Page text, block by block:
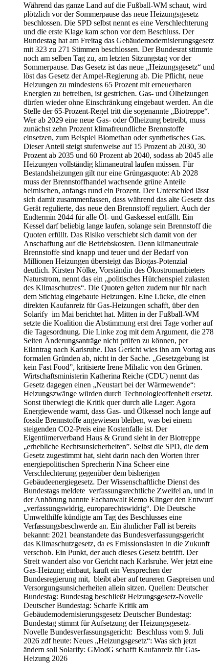
Während das ganze Land auf die Fußball-WM schaut, wird
plötzlich vor der Sommerpause das neue Heizungsgesetz
beschlossen. Die SPD selbst nennt es eine Verschlechterung
und die erste Klage kam schon vor dem Beschluss. Der
Bundestag hat am Freitag das Gebäudemodernisierungsgesetz
mit 323 zu 271 Stimmen beschlossen. Der Bundesrat stimmte
noch am selben Tag zu, am letzten Sitzungstag vor der
Sommerpause. Das Gesetz ist das neue „Heizungsgesetz“ und
löst das Gesetz der Ampel-Regierung ab. Die Pflicht, neue
Heizungen zu mindestens 65 Prozent mit erneuerbaren
Energien zu betreiben, ist gestrichen. Gas- und Ölheizungen
dürfen wieder ohne Einschränkung eingebaut werden. An die
Stelle der 65-Prozent-Regel tritt die sogenannte „Biotreppe“.
Wer ab 2029 eine neue Gas- oder Ölheizung betreibt, muss
zunächst zehn Prozent klimafreundliche Brennstoffe
einsetzen, zum Beispiel Biomethan oder synthetisches Gas.
Dieser Anteil steigt stufenweise auf 15 Prozent ab 2030, 30
Prozent ab 2035 und 60 Prozent ab 2040, sodass ab 2045 alle
Heizungen vollständig klimaneutral laufen müssen. Für
Bestandsheizungen gilt nur eine Grüngasquote: Ab 2028
muss der Brennstoffhandel wachsende grüne Anteile
beimischen, anfangs rund ein Prozent. Der Unterschied lässt
sich damit zusammenfassen, dass während das alte Gesetz das
Gerät regulierte, das neue den Brennstoff reguliert. Auch der
Endtermin 2044 für alle Öl- und Gaskessel entfällt. Ein
Kessel darf beliebig lange laufen, solange sein Brennstoff die
Quoten erfüllt. Das Risiko verschiebt sich damit von der
Anschaffung auf die Betriebskosten. Denn klimaneutrale
Brennstoffe sind knapp und teuer und der Bedarf von
Millionen Heizungen übersteigt das Biogas-Potenzial
deutlich. Kirsten Nölke, Vorständin des Ökostromanbieters
Naturstrom, nennt das ein „politisches Hütchenspiel zulasten
des Klimaschutzes“. Die Quoten gelten zudem nur für nach
dem Stichtag eingebaute Heizungen. Eine Lücke, die einen
direkten Kaufanreiz für Gas-Heizungen schafft, über den
Solarify im Mai berichtet hat. Mitten in der Fußball-WM
setzte die Koalition die Abstimmung erst drei Tage vorher auf
die Tagesordnung. Die Linke zog mit dem Argument, die 278
Seiten Änderungsanträge nicht prüfen zu können, per
Eilantrag nach Karlsruhe. Das Gericht wies ihn am Vortag aus
formalen Gründen ab, nicht in der Sache. „Gesetzgebung ist
kein Fast Food”, kritisierte Irene Mihalic von den Grünen.
Wirtschaftsministerin Katherina Reiche (CDU) nennt das
Gesetz dagegen einen „Neustart bei der Wärmewende“:
Heizungszwänge würden durch Technologieoffenheit ersetzt.
Sonst überwiegt die Kritik quer durch alle Lager: Agora
Energiewende warnt, dass Gas- und Ölkessel noch lange auf
fossile Brennstoffe angewiesen bleiben, was bei einem
steigenden CO2-Preis eine Kostenfalle ist. Der
Eigentümerverband Haus & Grund sieht in der Biotreppe
„erhebliche Rechtsunsicherheiten”. Selbst die SPD, die dem
Gesetz zugestimmt hat, sieht darin nach den Worten ihrer
energiepolitischen Sprecherin Nina Scheer eine
Verschlechterung gegenüber dem bisherigen
Gebäudeenergiegesetz. Der Wissenschaftliche Dienst des
Bundestags meldete verfassungsrechtliche Zweifel an, und in
der Anhörung nannte Fachanwalt Remo Klinger den Entwurf
„verfassungswidrig, europarechtswidrig“. Die Deutsche
Umwelthilfe kündigte am Tag des Beschlusses eine
Verfassungsbeschwerde an. Ein ähnlicher Fall ist bereits
bekannt: 2021 beanstandete das Bundesverfassungsgericht
das Klimaschutzgesetz, da es Emissionslasten in die Zukunft
verschob. Ein Punkt, der auch dieses Gesetz betrifft. Der
Streit wandert also vor Gericht nach Karlsruhe. Wer jetzt eine
Gas-Heizung einbaut, kauft ein Versprechen der
Bundesregierung mit, bleibt aber auf teureren Gaspreisen und
Versorgungsunsicherheiten allein sitzen. Quellen: Deutscher
Bundestag: Bundestag beschließt Heizungsgesetz-Novelle
Deutscher Bundestag: Scharfe Kritik am
Gebäudemodernisierungsgesetz Deutscher Bundestag:
Bundestag stimmt für Aufsetzung der Heizungsgesetz-
Novelle Bundesverfassungsgericht: Beschluss vom 9. Juli
2026 zdf heute: Neues „Heizungsgesetz“: Was sich jetzt
ändern soll Solarify: GModG schafft Kaufanreiz für Gas-
Heizung 2026